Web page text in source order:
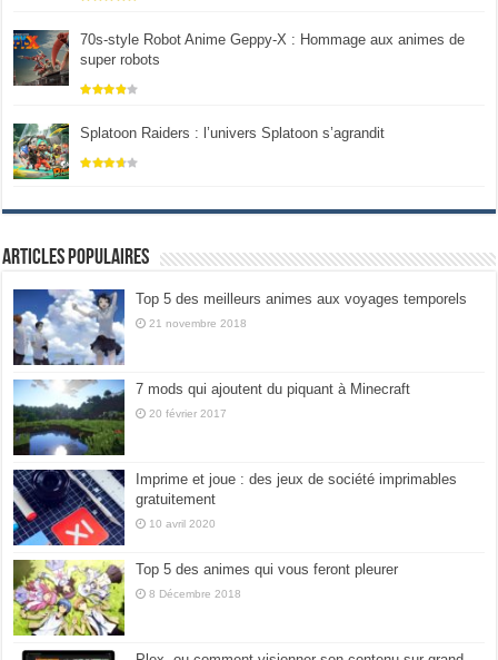
70s-style Robot Anime Geppy-X : Hommage aux animes de
super robots
Splatoon Raiders : l’univers Splatoon s’agrandit
Articles populaires
Top 5 des meilleurs animes aux voyages temporels
21 novembre 2018
7 mods qui ajoutent du piquant à Minecraft
20 février 2017
Imprime et joue : des jeux de société imprimables
gratuitement
10 avril 2020
Top 5 des animes qui vous feront pleurer
8 Décembre 2018